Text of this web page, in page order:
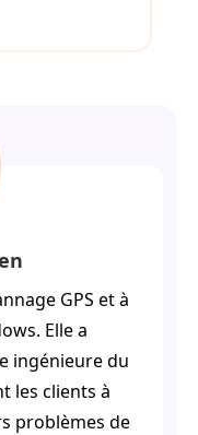
GPS et à
Elle a
ingénieure du
les clients à
problèmes de